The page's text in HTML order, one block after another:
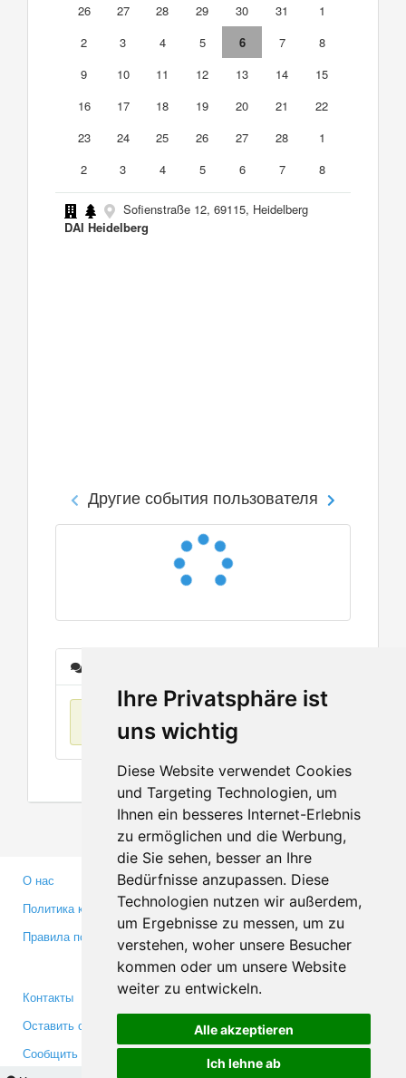
Ihre Privatsphäre ist
uns wichtig
Diese Website verwendet Cookies
und Targeting Technologien, um
Ihnen ein besseres Internet-Erlebnis
zu ermöglichen und die Werbung,
die Sie sehen, besser an Ihre
Bedürfnisse anzupassen. Diese
Technologien nutzen wir außerdem,
um Ergebnisse zu messen, um zu
verstehen, woher unsere Besucher
kommen oder um unsere Website
weiter zu entwickeln.
Alle akzeptieren
Ich lehne ab
26
27 28 29 30 31
1
2
3 4 5 6 7
8
9
10 11 12 13 14
15
16
17 18 19 20 21
22
23
24 25 26 27 28
1
2
3 4 5 6 7 8
Sofienstraße 12, 69115, Heidelberg
DAI Heidelberg
Другие события пользователя
О нас
Политика конфиденциальности
Правила пользования
Партнерам
Инвесторам
Медиа
Контакты
Оставить отзыв
Сообщить об ошибке
Facebook
Twitter
YouTube